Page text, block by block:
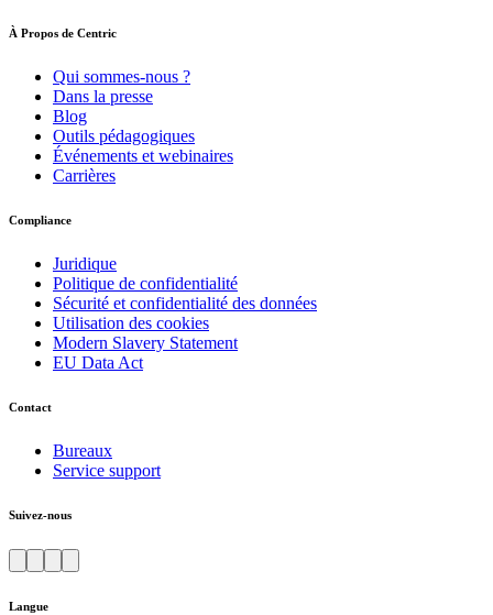
À Propos de Centric
Qui sommes-nous ?
Dans la presse
Blog
Outils pédagogiques
Événements et webinaires
Carrières
Compliance
Juridique
Politique de confidentialité
Sécurité et confidentialité des données
Utilisation des cookies
Modern Slavery Statement
EU Data Act
Contact
Bureaux
Service support
Suivez-nous
Langue